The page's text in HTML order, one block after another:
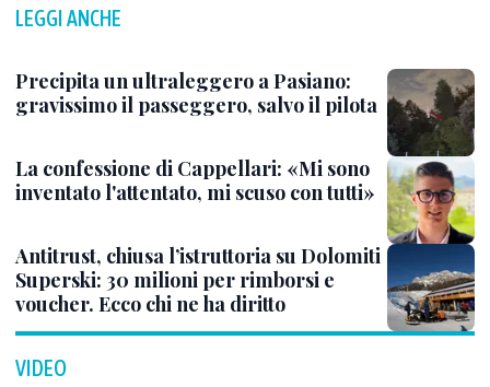
LEGGI ANCHE
Precipita un ultraleggero a Pasiano:
gravissimo il passeggero, salvo il pilota
La confessione di Cappellari: «Mi sono
inventato l'attentato, mi scuso con tutti»
Antitrust, chiusa l’istruttoria su Dolomiti
Superski: 30 milioni per rimborsi e
voucher. Ecco chi ne ha diritto
VIDEO